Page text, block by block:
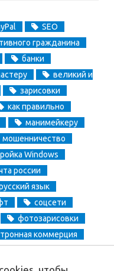
SEO
гражданина
банки
великий и
зарисовки
как правильно
манимейкеру
мошенничество
Windows
россии
язык
соцсети
фотозарисовки
коммерция